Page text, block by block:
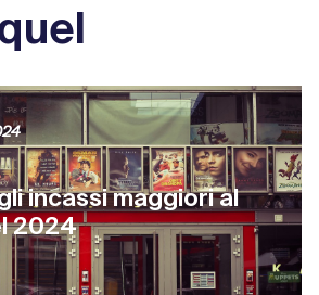
incassi maggiori al
2024